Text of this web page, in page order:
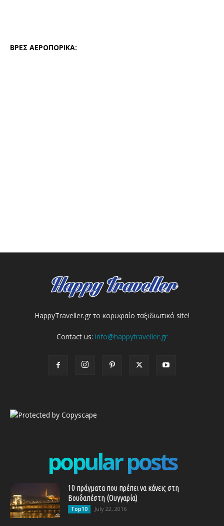
ΒΡΕΣ ΑΕΡΟΠΟΡΙΚΑ:
HappyTraveller.gr το κορυφαίο ταξιδιωτικό site!
Contact us: info@happytraveller.gr
popular posts
10 πράγματα που πρέπει να κάνεις στη
Βουδαπέστη (Ουγγαρία)
Top10 July 22, 2016